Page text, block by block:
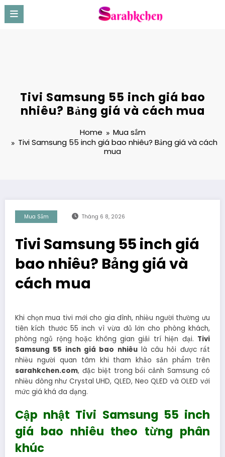
Skip
content
Tivi Samsung 55 inch giá bao
nhiêu? Bảng giá và cách mua
Home
Mua sắm
Tivi Samsung 55 inch giá bao nhiêu? Bảng giá và cách
mua
Mua Sắm Tháng 6 8, 2026
Tivi Samsung 55 inch giá
bao nhiêu? Bảng giá và
cách mua
Khi chọn mua tivi mới cho gia đình, nhiều người thường ưu
tiên kích thước 55 inch vì vừa đủ lớn cho phòng khách,
phòng ngủ rộng hoặc không gian giải trí hiện đại. Tivi
Samsung 55 inch giá bao nhiêulà câu hỏi được rất
nhiều người quan tâm khi tham khảo sản phẩm trên
sarahkchen.com, đặc biệt trong bối cảnh Samsung có
nhiều dòng như Crystal UHD, QLED, Neo QLED và OLED với
mức giá khá đa dạng.
Cập nhật Tivi Samsung 55 inch
giá bao nhiêu theo từng phân
khúc